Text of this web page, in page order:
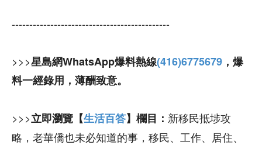
---------------------------------------------
>>>星島網WhatsApp爆料熱線(416)6775679 ，爆
料一經錄用，薄酬致意。
>>>立即瀏覽【生活百答】欄目： 新移民抵埗攻
略，老華僑也未必知道的事，移民、工作、居住、